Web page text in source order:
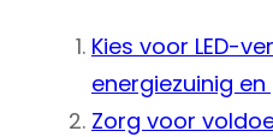
Kies voor LED-
energiezuinig
Zorg voor